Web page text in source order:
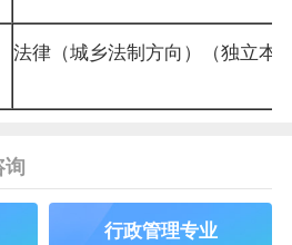
法律（城乡法制方向）（独立本
行政管理专业